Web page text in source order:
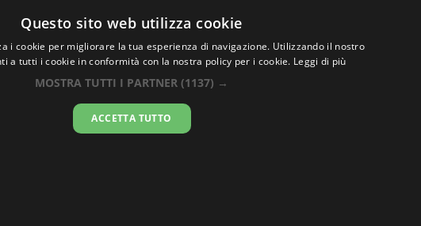
Oraesatta.co
Ville des Quennevais
Questo sito web utilizza cookie
i cookie per migliorare la tua esperienza di navigazione. Utilizzando il nostro
a tutti i cookie in conformità con la nostra policy per i cookie. Leggi di più
MOSTRA TUTTI I PARTNER (1137) →
ACCETTA TUTTO